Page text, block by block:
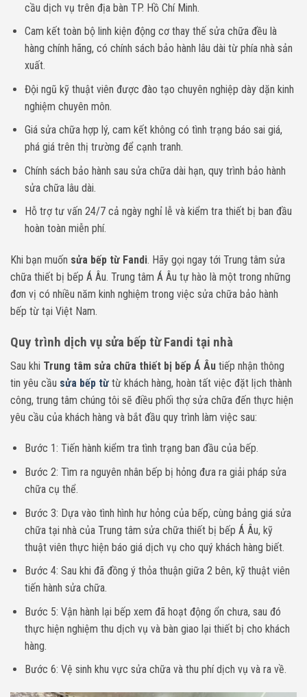
cầu dịch vụ trên địa bàn TP. Hồ Chí Minh.
Cam kết toàn bộ linh kiện động cơ thay thế sửa chữa đều là
hàng chính hãng, có chính sách bảo hành lâu dài từ phía nhà sản
xuất.
Đội ngũ kỹ thuật viên được đào tạo chuyên nghiệp dày dặn kinh
nghiệm chuyên môn.
Giá sửa chữa hợp lý, cam kết không có tình trạng báo sai giá,
phá giá trên thị trường để cạnh tranh.
Chính sách bảo hành sau sửa chữa dài hạn, quy trình bảo hành
sửa chữa lâu dài.
Hỗ trợ tư vấn 24/7 cả ngày nghỉ lễ và kiểm tra thiết bị ban đầu
hoàn toàn miễn phí.
Khi bạn muốn sửa bếp từ Fandi. Hãy gọi ngay tới Trung tâm sửa
chữa thiết bị bếp Á Âu. Trung tâm Á Âu tự hào là một trong những
đơn vị có nhiều năm kinh nghiệm trong việc sửa chữa bảo hành
bếp từ tại Việt Nam.
Quy trình dịch vụ sửa bếp từ Fandi tại nhà
Sau khi Trung tâm sửa chữa thiết bị bếp Á Âu tiếp nhận thông
tin yêu cầu sửa bếp từ từ khách hàng, hoàn tất việc đặt lịch thành
công, trung tâm chúng tôi sẽ điều phối thợ sửa chữa đến thực hiện
yêu cầu của khách hàng và bắt đầu quy trình làm việc sau:
Bước 1: Tiến hành kiểm tra tình trạng ban đầu của bếp.
Bước 2: Tìm ra nguyên nhân bếp bị hỏng đưa ra giải pháp sửa
chữa cụ thể.
Bước 3: Dựa vào tình hình hư hỏng của bếp, cùng bảng giá sửa
chữa tại nhà của Trung tâm sửa chữa thiết bị bếp Á Âu, kỹ
thuật viên thực hiện báo giá dịch vụ cho quý khách hàng biết.
Bước 4: Sau khi đã đồng ý thỏa thuận giữa 2 bên, kỹ thuật viên
tiến hành sửa chữa.
Bước 5: Vận hành lại bếp xem đã hoạt động ổn chưa, sau đó
thực hiện nghiệm thu dịch vụ và bàn giao lại thiết bị cho khách
hàng.
Bước 6: Vệ sinh khu vực sửa chữa và thu phí dịch vụ và ra về.